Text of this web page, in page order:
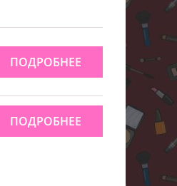
ПОДРОБНЕЕ
ПОДРОБНЕЕ